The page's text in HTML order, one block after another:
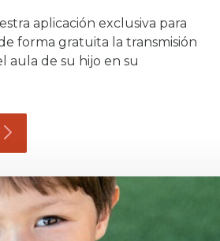
aplicación exclusiva para
forma gratuita la transmisión
aula de su hijo en su